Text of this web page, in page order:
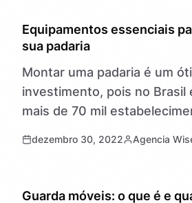
NOTÍCIAS
Equipamentos essenciais
sua padaria
Montar uma padaria é um
investimento, pois no Brasil
mais de 70 mil
essa quantidade representa
dezembro 30, 2022 Agencia
NOTÍCIAS
Guarda móveis: o que é e